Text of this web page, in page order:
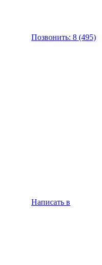
Позвонить: 8 (495)
Написать в